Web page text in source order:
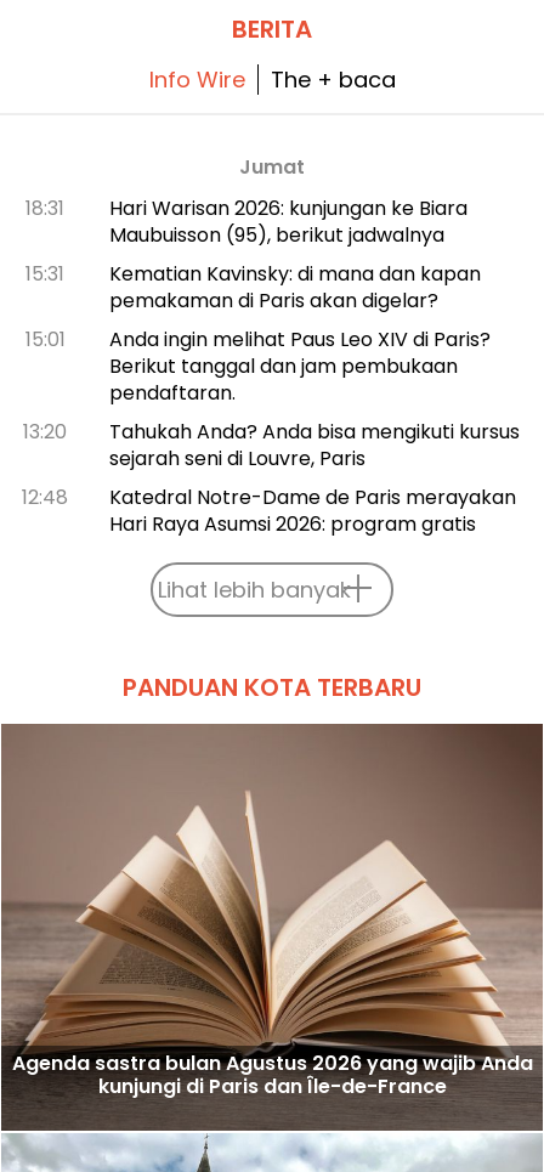
promo khusus untuk Anda! Dan untuk
menghadapi suhu panas yang menggila,
semua tur mereka berlangsung di tempat
BERITA
Info Wire The + baca
Jumat
18:31
Hari Warisan 2026: kunjungan ke Biara
Maubuisson (95), berikut jadwalnya
15:31
Kematian Kavinsky: di mana dan kapan
pemakaman di Paris akan digelar?
15:01
Anda ingin melihat Paus Leo XIV di Paris?
Berikut tanggal dan jam pembukaan
pendaftaran.
13:20
Tahukah Anda? Anda bisa mengikuti kursus
sejarah seni di Louvre, Paris
12:48
Katedral Notre-Dame de Paris merayakan
Hari Raya Asumsi 2026: program gratis
Lihat lebih banyak
PANDUAN KOTA TERBARU
Agenda sastra bulan Agustus 2026 yang wajib Anda
kunjungi di Paris dan Île-de-France